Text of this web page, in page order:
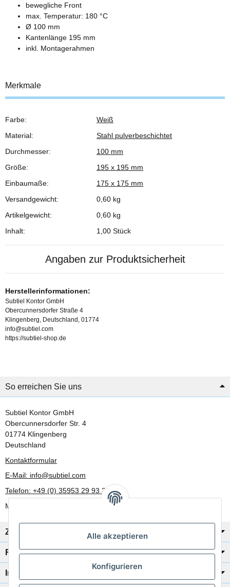
Alle akzeptieren
Konfigurieren
bewegliche Front
max. Temperatur: 180 °C
Ø 100 mm
Kantenlänge 195 mm
inkl. Montagerahmen
Merkmale
Produkteigenschaft
Wert
Farbe:
Weiß
Material:
Stahl pulverbeschichtet
Durchmesser:
100 mm
Größe:
195 x 195 mm
Einbaumaße:
175 x 175 mm
Versandgewicht:
0,60 kg
Artikelgewicht:
0,60 kg
Inhalt:
1,00 Stück
Angaben zur Produktsicherheit
Herstellerinformationen:
Subtiel Kontor GmbH
Obercunnersdorfer Straße 4
Klingenberg, Deutschland, 01774
info@subtiel.com
https://subtiel-shop.de
So erreichen Sie uns
Subtiel Kontor GmbH
Obercunnersdorfer Str. 4
01774 Klingenberg
Deutschland
Kontaktformular
E-Mail: info@subtiel.com
Telefon: +49 (0) 35953 29 93 30
Mo-Fr: 8:00 Uhr - 17:00 Uhr
Zahlung/Versand
Rechtliches
Informationen